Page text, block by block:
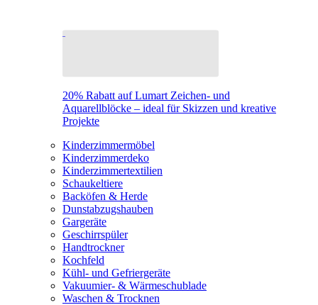
20% Rabatt auf Lumart Zeichen- und
Aquarellblöcke – ideal für Skizzen und kreative
Projekte
Kinderzimmermöbel
Kinderzimmerdeko
Kinderzimmertextilien
Schaukeltiere
Backöfen & Herde
Dunstabzugshauben
Gargeräte
Geschirrspüler
Handtrockner
Kochfeld
Kühl- und Gefriergeräte
Vakuumier- & Wärmeschublade
Waschen & Trocknen